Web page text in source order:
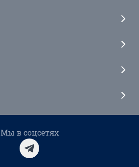
Мы в соцсетях